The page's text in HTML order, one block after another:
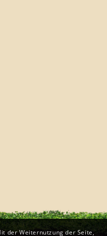
der Weiternutzung der Seite,